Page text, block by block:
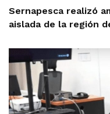
Sernapesca realizó
aislada de la región